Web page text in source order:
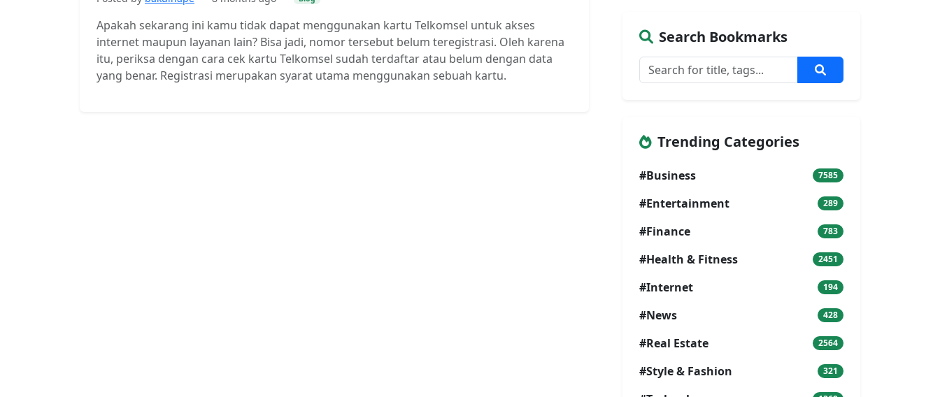
Apakah sekarang ini kamu tidak dapat menggunakan kartu Telkomsel untuk akses
internet maupun layanan lain? Bisa jadi, nomor tersebut belum teregistrasi. Oleh karena
itu, periksa dengan cara cek kartu Telkomsel sudah terdaftar atau belum dengan data
yang benar. Registrasi merupakan syarat utama menggunakan sebuah kartu.
Search Bookmarks
Trending Categories
#Business 7585
#Entertainment 289
#Finance 783
#Health & Fitness 2451
#Internet 194
#News 428
#Real Estate 2564
#Style & Fashion 321